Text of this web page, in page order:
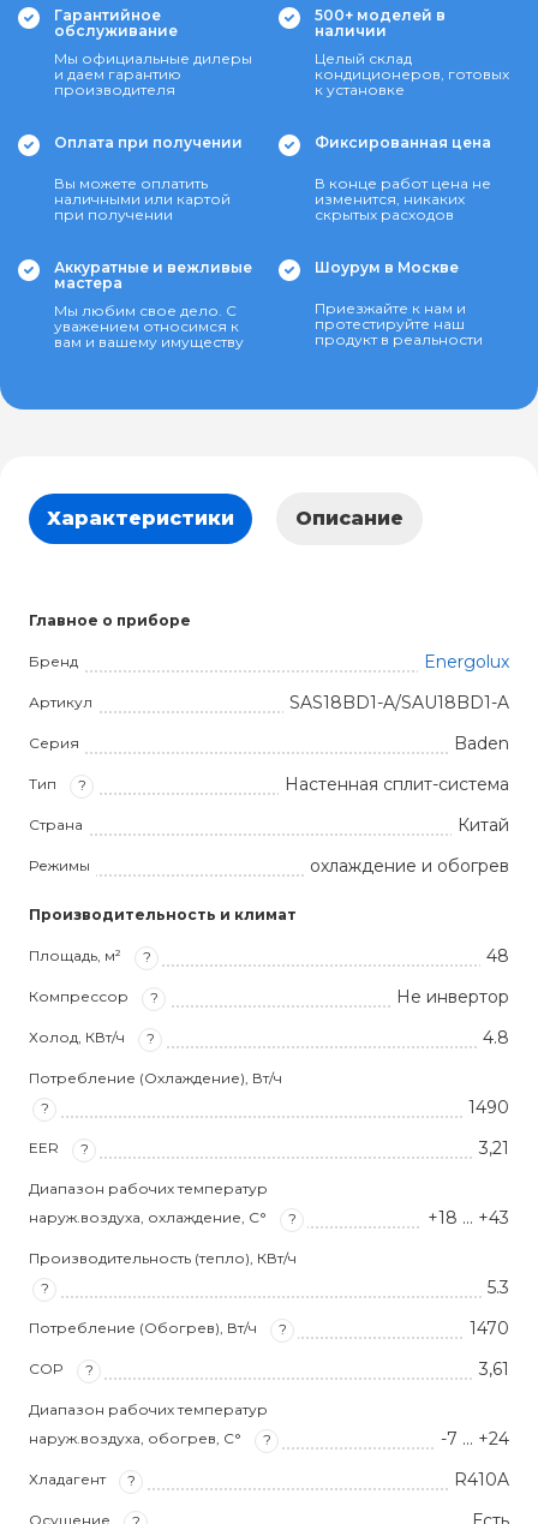
Гарантийное
обслуживание
Мы официальные дилеры
и даем гарантию
производителя
500+ моделей в
наличии
Целый склад
кондиционеров, готовых
к установке
Оплата при получении
Вы можете оплатить
наличными или картой
при получении
Фиксированная цена
В конце работ цена не
изменится, никаких
скрытых расходов
Аккуратные и вежливые
мастера
Мы любим свое дело. С
уважением относимся к
вам и вашему имуществу
Шоурум в Москве
Приезжайте к нам и
протестируйте наш
продукт в реальности
Характеристики Описание
Главное о приборе
Бренд Energolux
Артикул SAS18BD1-A/SAU18BD1-A
Серия Baden
Тип ? Настенная сплит-система
Страна Китай
Режимы охлаждение и обогрев
Производительность и климат
Площадь, м² ? 48
Компрессор ? Не инвертор
Холод, КВт/ч ? 4.8
Потребление (Охлаждение), Вт/ч
?
1490
EER ? 3,21
Диапазон рабочих температур
наруж.воздуха, охлаждение, С°
? +18 … +43
Производительность (тепло), КВт/ч
?
5.3
Потребление (Обогрев), Вт/ч ? 1470
COP ? 3,61
Диапазон рабочих температур
наруж.воздуха, обогрев, С°
? -7 … +24
Хладагент ? R410A
Осушение